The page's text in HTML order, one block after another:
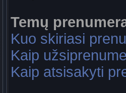
Temų
Kuo skiriasi
Kaip
Kaip atsisakyti